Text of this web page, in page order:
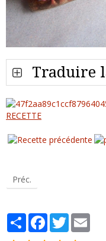
Traduire
RECETTE
Préc.
PartagerFacebook
Twitter